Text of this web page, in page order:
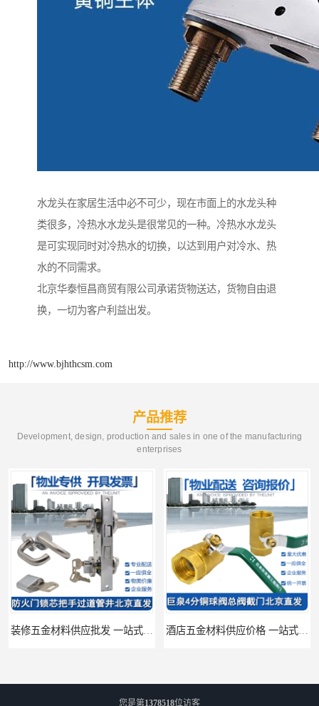
水龙头在家居生活中必不可少，现在市面上的水龙头种
类很多，冷热水水龙头是很常见的一种。冷热水水龙头
是可实现同时对冷热水的切换，以达到用户对冷水、热
水的不同需求。
北京华泰恒昌商贸有限公司承诺货物送达，货物自由退
换，一切为客户利益出发。
http://www.bjhthcsm.com
产品推荐
Development, design, production and sales in one of the manufacturing
enterprises
您是第1378518位访客